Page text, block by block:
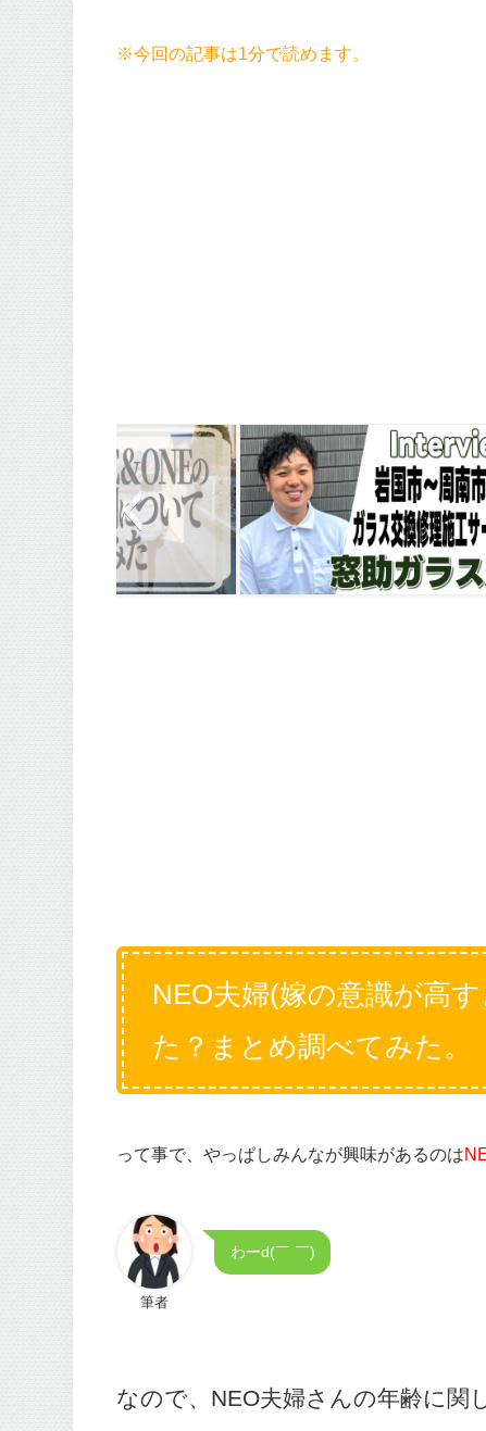
※今回の記事は1分で読めます。
NEO夫婦(嫁の意識が高
た？まとめ調べてみた。
って事で、やっぱしみんなが興味があるのは
筆者
わーd(￣ ￣)
なので、NEO夫婦さんの年齢に関